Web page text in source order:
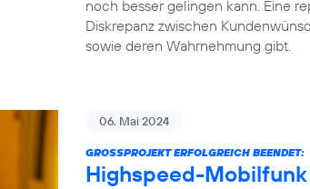
noch besser gelingen kann. Eine
Diskrepanz zwischen
sowie deren Wahrnehmung gibt.
06. Mai 2024
GROSSPROJEKT ERFOLGREICH BEENDET:
Highspeed-